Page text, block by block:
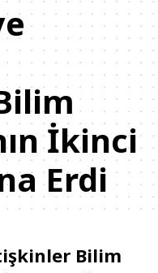
İkinci
Erdi
Bilim